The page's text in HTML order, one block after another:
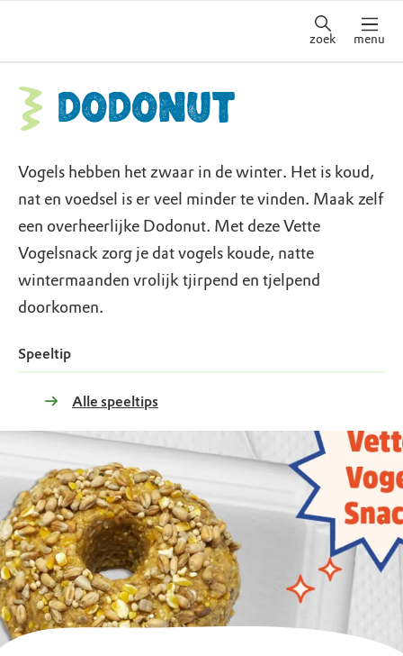
zoek menu
Dodonut
Vogels hebben het zwaar in de winter. Het is koud,
nat en voedsel is er veel minder te vinden. Maak zelf
een overheerlijke Dodonut. Met deze Vette
Vogelsnack zorg je dat vogels koude, natte
wintermaanden vrolijk tjirpend en tjelpend
doorkomen.
Speeltip
Alle speeltips